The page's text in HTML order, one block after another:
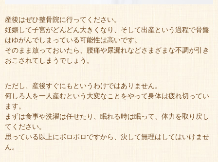
産後はぜひ整骨院に行ってください。
妊娠して子宮がどんどん大きくなり、そして出産という過程で骨盤
はゆがんでしまっている可能性は高いです。
そのまま放っておいたら、腰痛や尿漏れなどさまざまな不調が引き
おこされてしまうでしょう。
ただし、産後すぐにもというわけではありません。
何しろ人を一人産むという大変なことをやって身体は疲れ切ってい
ます。
まずは食事や洗濯は任せたり、眠れる時は眠って、体力を取り戻し
てください。
思っている以上にボロボロですから、決して無理はしてはいけませ
ん。